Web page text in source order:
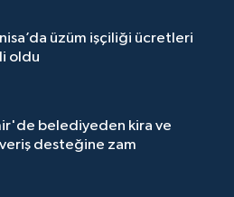
üzüm işçiliği ücretleri
oldu
belediyeden kira ve
desteğine zam